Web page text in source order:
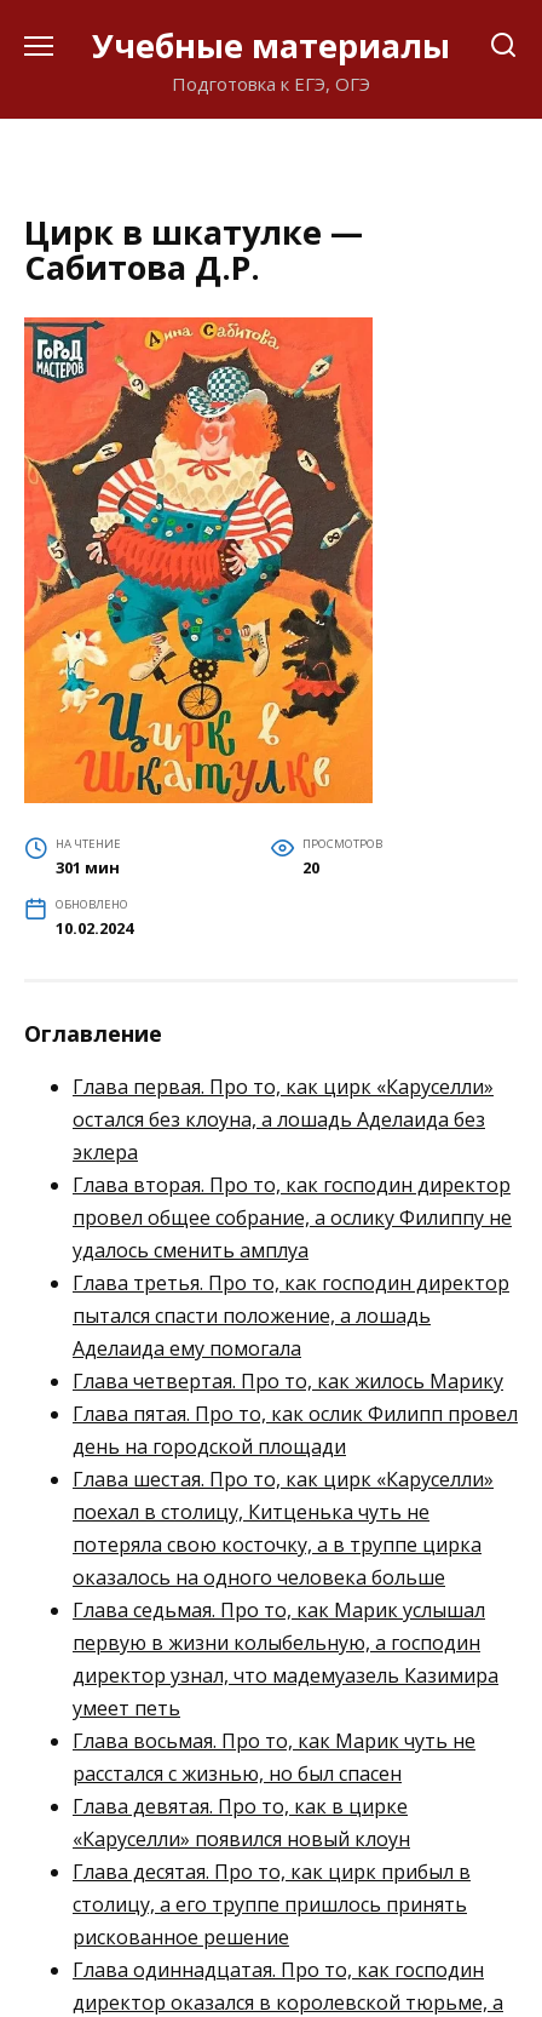
Учебные материалы
Подготовка к ЕГЭ, ОГЭ
Цирк в шкатулке —
Сабитова Д.Р.
НА ЧТЕНИЕ
301 мин
ПРОСМОТРОВ
20
ОБНОВЛЕНО
10.02.2024
Оглавление
Глава первая. Про то, как цирк «Каруселли»
остался без клоуна, а лошадь Аделаида без
эклера
Глава вторая. Про то, как господин директор
провел общее собрание, а ослику Филиппу не
удалось сменить амплуа
Глава третья. Про то, как господин директор
пытался спасти положение, а лошадь
Аделаида ему помогала
Глава четвертая. Про то, как жилось Марику
Глава пятая. Про то, как ослик Филипп провел
день на городской площади
Глава шестая. Про то, как цирк «Каруселли»
поехал в столицу, Китценька чуть не
потеряла свою косточку, а в труппе цирка
оказалось на одного человека больше
Глава седьмая. Про то, как Марик услышал
первую в жизни колыбельную, а господин
директор узнал, что мадемуазель Казимира
умеет петь
Глава восьмая. Про то, как Марик чуть не
расстался с жизнью, но был спасен
Глава девятая. Про то, как в цирке
«Каруселли» появился новый клоун
Глава десятая. Про то, как цирк прибыл в
столицу, а его труппе пришлось принять
рискованное решение
Глава одиннадцатая. Про то, как господин
директор оказался в королевской тюрьме, а